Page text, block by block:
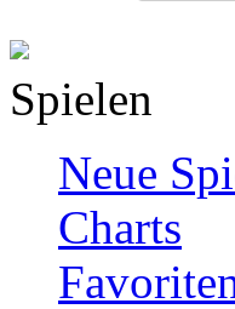
Spielen
Neue
Charts